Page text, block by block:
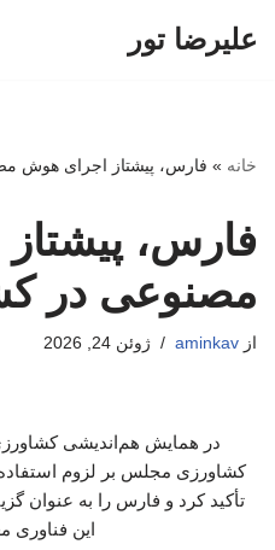
علیرضا تور
خانه » فارس، پیشتاز اجرای هوش
فارس،
مصنوعی در
از aminkav ژوئن 24, 2026
در همایش هم‌اندیشی
کشاورزی مجلس بر لزوم
تأکید کرد و فارس را به عنوان
این فناوری